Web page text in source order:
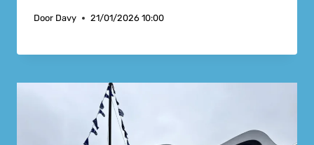
Door Davy 21/01/2026 10:00